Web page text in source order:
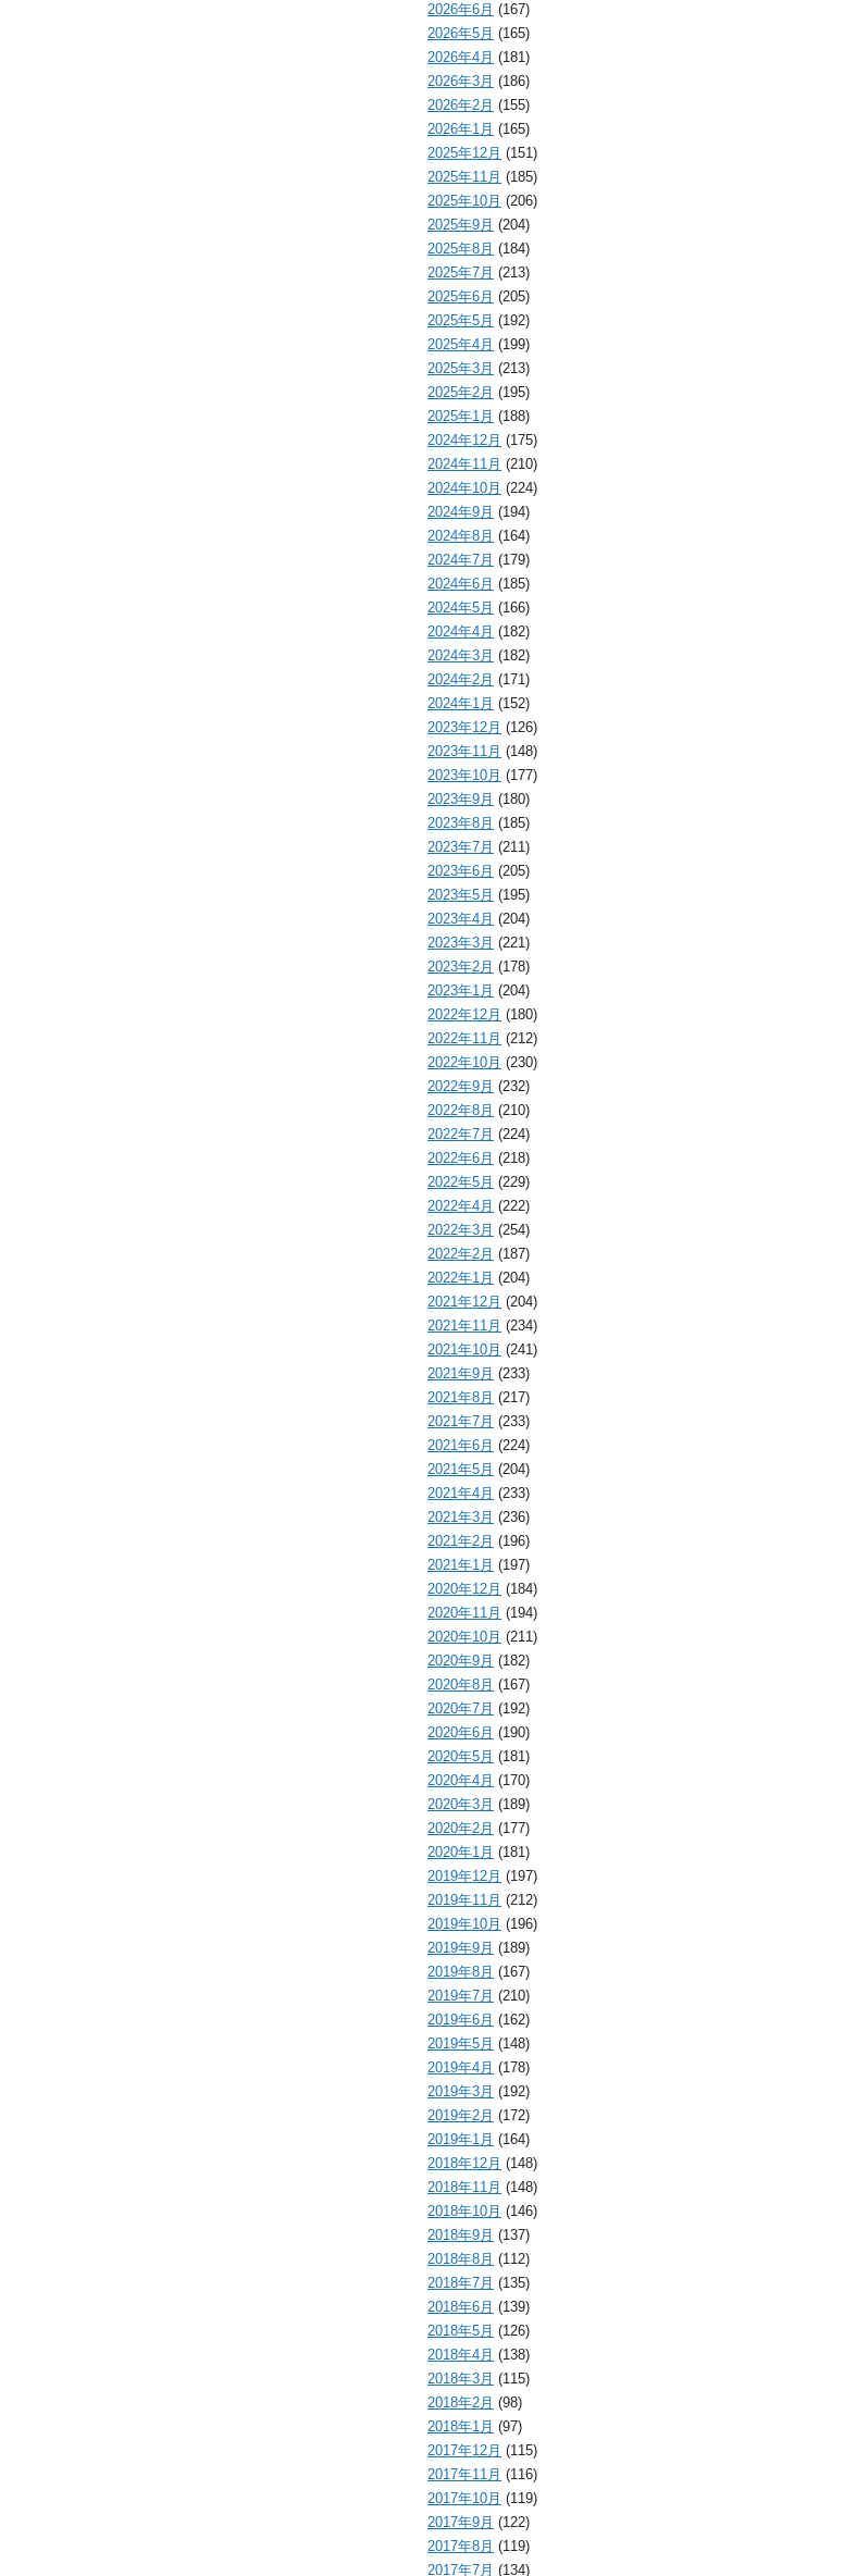
2026年6月 (167)
2026年5月 (165)
2026年4月 (181)
2026年3月 (186)
2026年2月 (155)
2026年1月 (165)
2025年12月 (151)
2025年11月 (185)
2025年10月 (206)
2025年9月 (204)
2025年8月 (184)
2025年7月 (213)
2025年6月 (205)
2025年5月 (192)
2025年4月 (199)
2025年3月 (213)
2025年2月 (195)
2025年1月 (188)
2024年12月 (175)
2024年11月 (210)
2024年10月 (224)
2024年9月 (194)
2024年8月 (164)
2024年7月 (179)
2024年6月 (185)
2024年5月 (166)
2024年4月 (182)
2024年3月 (182)
2024年2月 (171)
2024年1月 (152)
2023年12月 (126)
2023年11月 (148)
2023年10月 (177)
2023年9月 (180)
2023年8月 (185)
2023年7月 (211)
2023年6月 (205)
2023年5月 (195)
2023年4月 (204)
2023年3月 (221)
2023年2月 (178)
2023年1月 (204)
2022年12月 (180)
2022年11月 (212)
2022年10月 (230)
2022年9月 (232)
2022年8月 (210)
2022年7月 (224)
2022年6月 (218)
2022年5月 (229)
2022年4月 (222)
2022年3月 (254)
2022年2月 (187)
2022年1月 (204)
2021年12月 (204)
2021年11月 (234)
2021年10月 (241)
2021年9月 (233)
2021年8月 (217)
2021年7月 (233)
2021年6月 (224)
2021年5月 (204)
2021年4月 (233)
2021年3月 (236)
2021年2月 (196)
2021年1月 (197)
2020年12月 (184)
2020年11月 (194)
2020年10月 (211)
2020年9月 (182)
2020年8月 (167)
2020年7月 (192)
2020年6月 (190)
2020年5月 (181)
2020年4月 (170)
2020年3月 (189)
2020年2月 (177)
2020年1月 (181)
2019年12月 (197)
2019年11月 (212)
2019年10月 (196)
2019年9月 (189)
2019年8月 (167)
2019年7月 (210)
2019年6月 (162)
2019年5月 (148)
2019年4月 (178)
2019年3月 (192)
2019年2月 (172)
2019年1月 (164)
2018年12月 (148)
2018年11月 (148)
2018年10月 (146)
2018年9月 (137)
2018年8月 (112)
2018年7月 (135)
2018年6月 (139)
2018年5月 (126)
2018年4月 (138)
2018年3月 (115)
2018年2月 (98)
2018年1月 (97)
2017年12月 (115)
2017年11月 (116)
2017年10月 (119)
2017年9月 (122)
2017年8月 (119)
2017年7月 (134)